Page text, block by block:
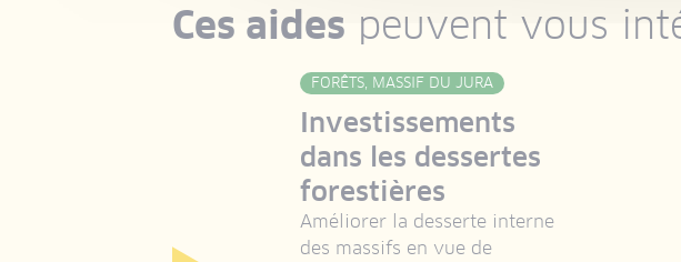
Ces aides peuvent vous
FORÊTS, MASSIF DU JURA
Investissements
dans les dessertes
forestières
Améliorer la desserte interne
des massifs en vue de